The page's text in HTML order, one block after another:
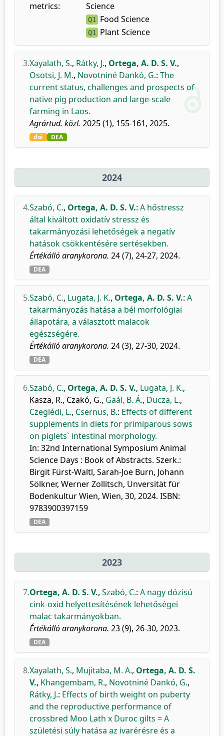
metrics:
Science
Q1 Food Science
Q1 Plant Science
3.Xayalath, S., Rátky, J., Ortega, A. D. S. V.,
Osotsi, J. M., Novotniné Dankó, G.: The
current status, challenges and prospects of
native pig production and large-scale
farming in Laos.
Agrártud. közl. 2025 (1), 155-161, 2025.
doi DEA
2024
4.Szabó, C., Ortega, A. D. S. V.: A hőstressz
által kiváltott oxidatív stressz és
takarmányozási lehetőségek a negatív
hatások csökkentésére sertésekben.
Értékálló aranykorona. 24 (7), 24-27, 2024.
DEA
5.Szabó, C., Lugata, J. K., Ortega, A. D. S. V.: A
takarmányozás hatása a bél morfológiai
állapotára, a választott malacok
egészségére.
Értékálló aranykorona. 24 (3), 27-30, 2024.
DEA
6.Szabó, C., Ortega, A. D. S. V., Lugata, J. K.,
Kasza, R., Czakó, G., Gaál, B. Á., Ducza, L.,
Czeglédi, L., Csernus, B.: Effects of different
supplements in diets for primiparous sows
on piglets` intestinal morphology.
In: 32nd International Symposium Animal
Science Days : Book of Abstracts. Szerk.:
Birgit Fürst-Waltl, Sarah-Joe Burn, Johann
Sölkner, Werner Zollitsch, Unversität für
Bodenkultur Wien, Wien, 30, 2024. ISBN:
9783900397159
DEA
2023
7.Ortega, A. D. S. V., Szabó, C.: A nagy dózisú
cink-oxid helyettesítésének lehetőségei
malac takarmányokban.
Értékálló aranykorona. 23 (9), 26-30, 2023.
DEA
8.Xayalath, S., Mujitaba, M. A., Ortega, A. D. S.
V., Khangembam, R., Novotniné Dankó, G.,
Rátky, J.: Effects of birth weight on puberty
and the reproductive performance of
crossbred Moo Lath x Duroc gilts = A
születési súly hatása az ivarérésre és a